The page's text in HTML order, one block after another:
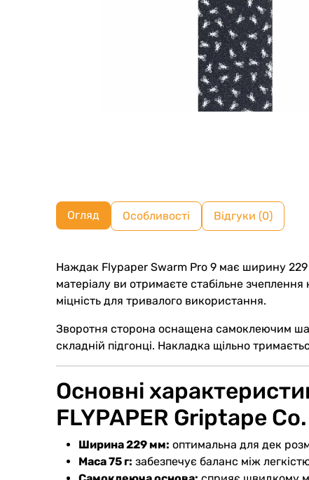
Огляд Особливості Відгуки (0)
Наждак Flypaper Swarm Pro 9 має ширину 229
матеріалу ви отримаєте стабільне
міцність для тривалого використання.
Зворотня сторона оснащена самоклеючим
складній підгонці. Накладка щільно
Основні
FLYPAPER Griptape Co.
Ширина 229 мм: оптимальна для дек
Маса 75 г: забезпечує баланс між